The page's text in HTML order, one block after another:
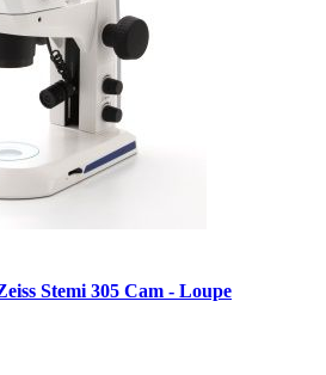
Stemi 305 Cam - Loupe